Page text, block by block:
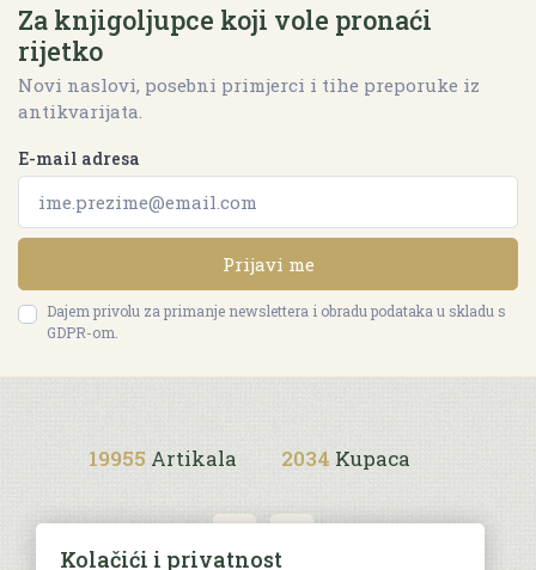
Za knjigoljupce koji vole pronaći
rijetko
Novi naslovi, posebni primjerci i tihe preporuke iz
antikvarijata.
E-mail adresa
Prijavi me
Dajem privolu za primanje newslettera i obradu podataka u skladu s
GDPR-om.
19955 Artikala 2034 Kupaca
Kolačići i privatnost